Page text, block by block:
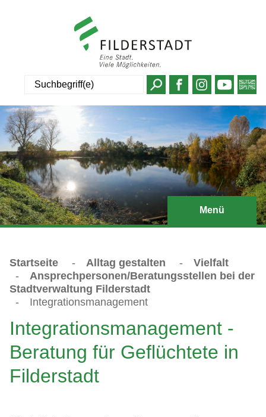
Menü
Startseite - Alltag gestalten -
Vielfalt
-
Ansprechpersonen/Beratungsstellen bei der
Stadtverwaltung Filderstadt
-
Integrationsmanagement
Integrationsmanagement -
Beratung für Geflüchtete in
Filderstadt